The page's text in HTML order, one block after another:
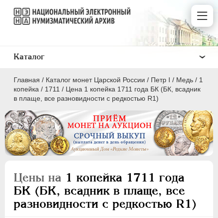
Главная / Каталог монет Царской России / Пeтр I / Медь / 1
копейка / 1711 / Цена 1 копейка 1711 года БК (БК, всадник
в плаще, все разновидности с редкостью R1)
Цены на 1 копейка 1711 года
БК (БК, всадник в плаще, все
разновидности с редкостью R1)
Каталог
ПEТР I 1699 - 1725
Серебро
Медь
5 копеек